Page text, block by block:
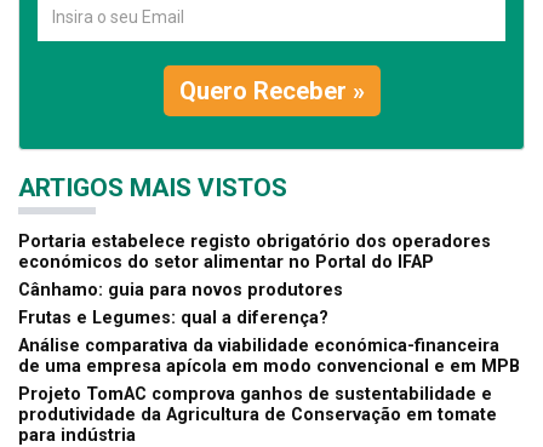
Quero Receber »
ARTIGOS MAIS VISTOS
Portaria estabelece registo obrigatório dos operadores
económicos do setor alimentar no Portal do IFAP
Cânhamo: guia para novos produtores
Frutas e Legumes: qual a diferença?
Análise comparativa da viabilidade económica-financeira
de uma empresa apícola em modo convencional e em MPB
Projeto TomAC comprova ganhos de sustentabilidade e
produtividade da Agricultura de Conservação em tomate
para indústria